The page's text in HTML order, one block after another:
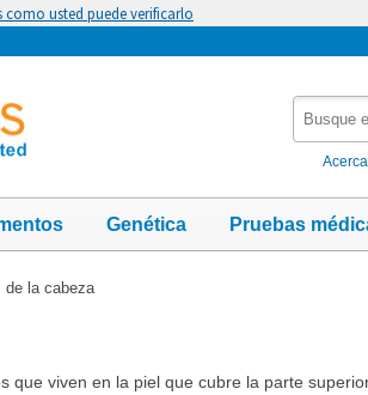
como usted puede verificarlo
Genética Pruebas
de la cabeza
que viven en la piel que cubre la parte